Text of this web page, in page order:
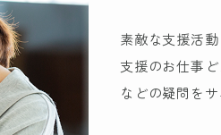
素敵な支援活
支援のお仕事
などの疑問をサ